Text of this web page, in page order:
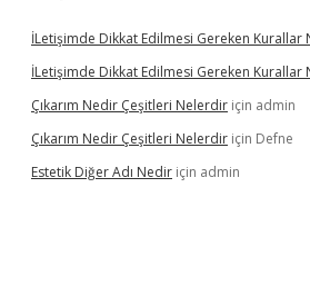
İLetişimde Dikkat Edilmesi Gereken Kurallar
İLetişimde Dikkat Edilmesi Gereken Kurallar
Çıkarım Nedir Çeşitleri Nelerdir için admin
Çıkarım Nedir Çeşitleri Nelerdir için Defne
Estetik Diğer Adı Nedir için admin